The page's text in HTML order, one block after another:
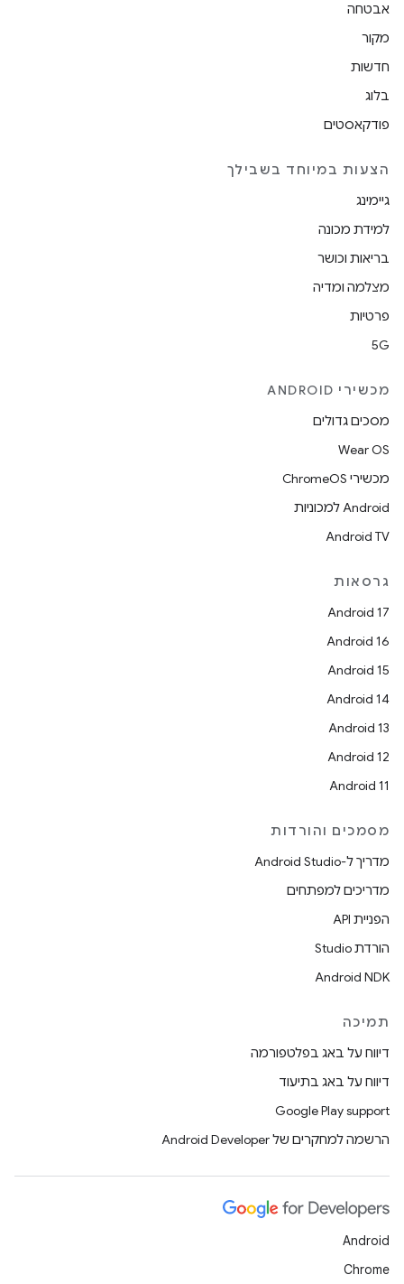
אבטחה
מקור
חדשות
בלוג
פודקאסטים
הצעות במיוחד בשבילך
גיימינג
למידת מכונה
בריאות וכושר
מצלמה ומדיה
פרטיות
5G
מכשירי ANDROID
מסכים גדולים
Wear OS
מכשירי ChromeOS
Android למכוניות
Android TV
גרסאות
Android 17
Android 16
Android 15
Android 14
Android 13
Android 12
Android 11
מסמכים והורדות
מדריך ל-Android Studio
מדריכים למפתחים
הפניית API
הורדת Studio
Android NDK
תמיכה
דיווח על באג בפלטפורמה
דיווח על באג בתיעוד
Google Play support
הרשמה למחקרים של Android Developer
Android
Chrome